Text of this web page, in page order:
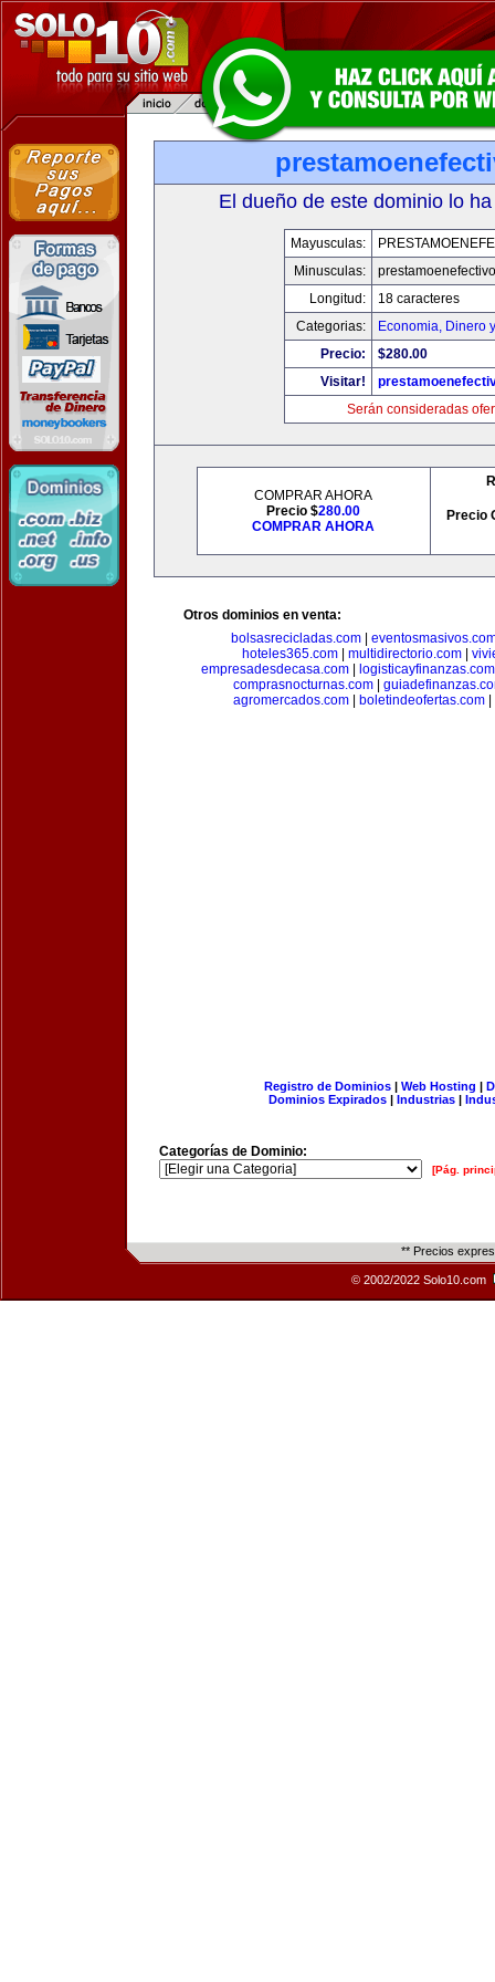
El dueño de este dominio lo
Mayusculas:
Minusculas:
Longitud:
18 caracteres
Categorias:
Economia, Dinero
Precio:
$280.00
Visitar!
Serán consideradas
COMPRAR AHORA
Precio $280.00
COMPRAR AHORA
Precio
Otros dominios en venta:
bolsasrecicladas.com|
hoteles365.com
multidirectorio.com
empresadesdecasa.com
logisticayfinanzas.com
comprasnocturnas.com
agromercados.com
boletindeofertas.com
Registro de Dominios| Web Hosting |
Dominios Expirados | Industrias |
Categorías de Dominio:
[Pág.
** Precios
© 2002/2022 Solo10.com